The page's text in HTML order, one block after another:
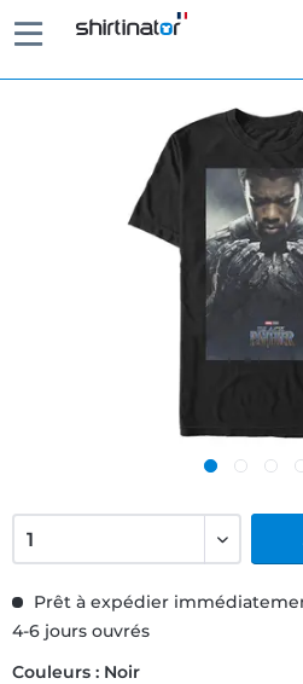
Prêt à expédier
4-6 jours ouvrés
Couleurs : Noir